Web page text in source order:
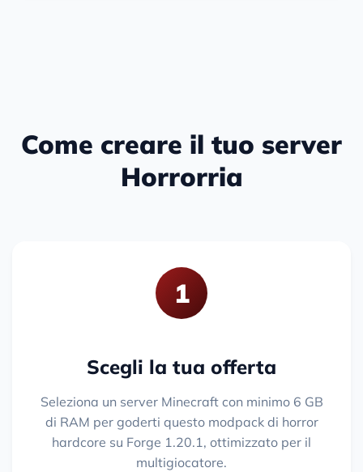
Come creare il tuo server
Horrorria
1
Scegli la tua offerta
Seleziona un server Minecraft con minimo 6 GB
di RAM per goderti questo modpack di horror
hardcore su Forge 1.20.1, ottimizzato per il
multigiocatore.